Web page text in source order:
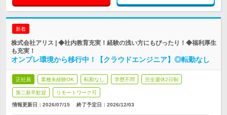
新着
株式会社アリス | ◆社内教育充実！経験の浅い方にもぴったり！◆福利厚生
も充実！
オンプレ環境から移行中！【クラウドエンジニア】◎転勤なし
正社員 業種未経験OK 転勤なし 学歴不問 完全週休2日制
第二新卒歓迎 リモートワーク可
情報更新日：2026/07/15 終了予定日： 2026/12/03